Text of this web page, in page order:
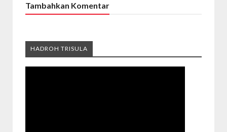
Tambahkan Komentar
HADROH TRISULA